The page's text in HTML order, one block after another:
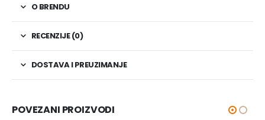
O BRENDU
RECENZIJE (0)
DOSTAVA I PREUZIMANJE
POVEZANI PROIZVODI